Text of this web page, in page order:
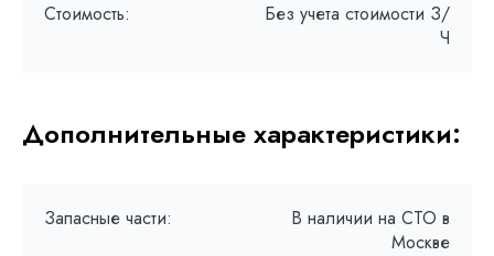
Стоимость:
Без учета стоимости З/
Ч
Дополнительные характеристики:
Запасные части:
В наличии на СТО в
Москве